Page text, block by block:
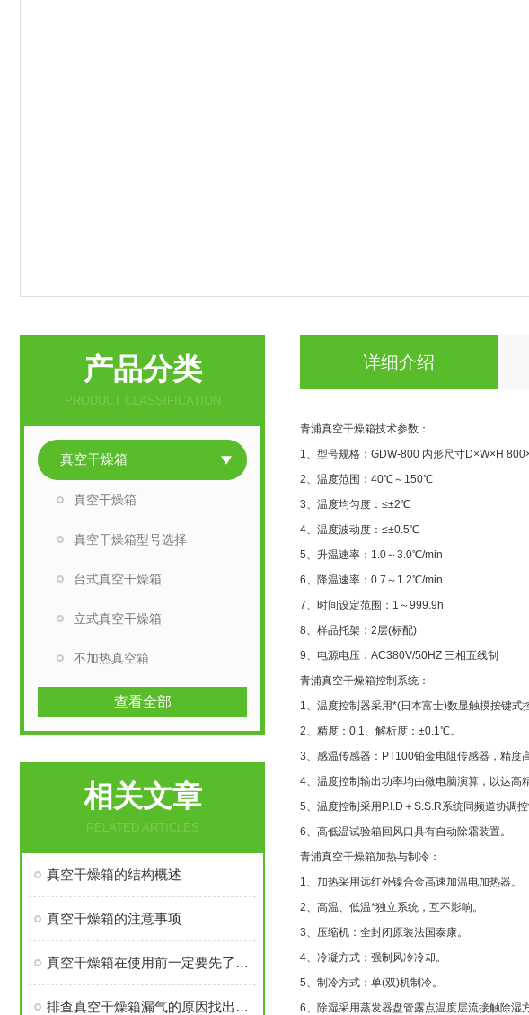
产品分类
PRODUCT CLASSIFICATION
真空干燥箱
真空干燥箱
真空干燥箱型号选择
台式真空干燥箱
立式真空干燥箱
不加热真空箱
查看全部
相关文章
RELATED ARTICLES
真空干燥箱的结构概述
真空干燥箱的注意事项
真空干燥箱在使用前一定要先了解这些细节
排查真空干燥箱漏气的原因找出解决问题的办法
详细介绍
青浦真空干燥箱技术参数：
1、型号规格：GDW-800 内形尺寸D×W×H
2、温度范围：40℃～150℃
3、温度均匀度：≤±2℃
4、温度波动度：≤±0.5℃
5、升温速率：1.0～3.0℃/min
6、降温速率：0.7～1.2℃/min
7、时间设定范围：1～999.9h
8、样品托架：2层(标配)
9、电源电压：AC380V/50HZ 三相五线制
青浦真空干燥箱控制系统：
1、温度控制器采用*(日本富士)数显触摸按键式
2、精度：0.1、解析度：±0.1℃。
3、感温传感器：PT100铂金电阻传感器，精度高
4、温度控制输出功率均由微电脑演算，以达高
5、温度控制采用P.I.D＋S.S.R系统同频道协调控
6、高低温试验箱回风口具有自动除霜装置。
青浦真空干燥箱加热与制冷：
1、加热采用远红外镍合金高速加温电加热器。
2、高温、低温*独立系统，互不影响。
3、压缩机：全封闭原装法国泰康。
4、冷凝方式：强制风冷冷却。
5、制冷方式：单(双)机制冷。
6、除湿采用蒸发器盘管露点温度层流接触除湿方